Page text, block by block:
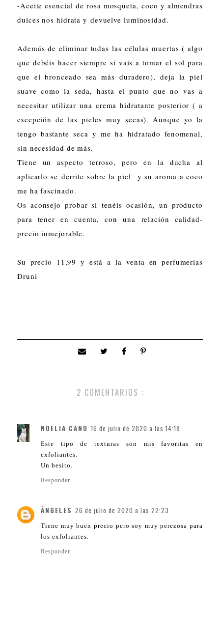
-Aceite esencial de rosa mosqueta, coco y almendras
dulces nos hidrata y devuelve luminosidad.
Además de eliminar todas las células muertas ( algo
que debéis hacer siempre si vais a tomar el sol para
que el bronceado sea más duradero), deja la piel
suave como la seda, hasta el punto que no vas a
necesitar utilizar una crema hidratante posterior ( a
excepción de las pieles muy secas). Aunque yo la
tengo bastante seca y me ha hidratado fenomenal,
sin necesidad de más.
Tiene un aspecto terroso, pero en la ducha al
aplicarlo se derrite sobre la piel y su aroma a coco
me ha fascinado.
Os aconsejo probar si tenéis ocasión, un producto
para tener en cuenta, con una relación calidad-
precio inmejorable.
Su precio 11,99 y está a la venta en perfumerías
Druni
2 COMENTARIOS :
NOELIA CANO 16 de julio de 2020 a las 14:18
Este tipo de texturas son mis favoritas en
exfoliantes.
Un besito.
Responder
ÁNGELES 26 de julio de 2020 a las 22:23
Tiene muy buen precio pero soy muy perezosa para
los exfoliantes.
Responder